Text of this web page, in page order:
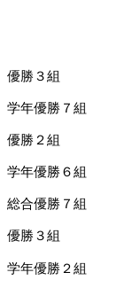
勝３組
勝７組
２組
勝６組
優勝７組
３組
勝２組